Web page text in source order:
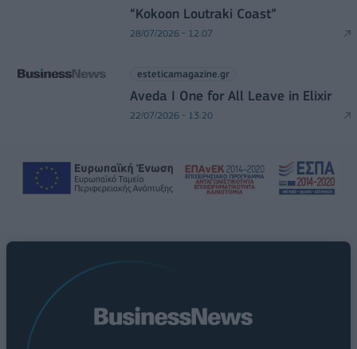
“Kokoon Loutraki Coast”
28/07/2026 - 12:07
esteticamagazine.gr
Aveda I One for All Leave in Elixir
22/07/2026 - 13:20